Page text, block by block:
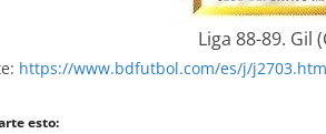
Liga 88-89. Gil
https://www.bdfutbol.com/es/j/
esto: